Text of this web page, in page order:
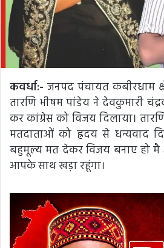
कवर्धा:- जनपद पंचायत कबीरधाम
तारणि भीषम पांडेय ने देवकुमारी
कर कांग्रेस को विजय दिलाया।
मतदाताओं को ह्रदय से धन्यवाद
बहुमूल्य मत देकर विजय बनाए
आपके साथ खड़ा रहूंगा।